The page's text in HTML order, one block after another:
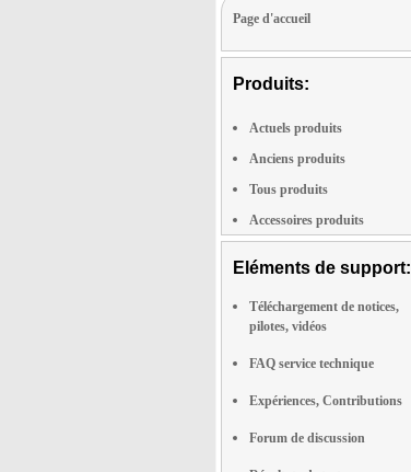
Page d'accueil
Produits:
Actuels produits
Anciens produits
Tous produits
Accessoires produits
Eléments de support:
Téléchargement de notices,
pilotes, vidéos
FAQ service technique
Expériences, Contributions
Forum de discussion